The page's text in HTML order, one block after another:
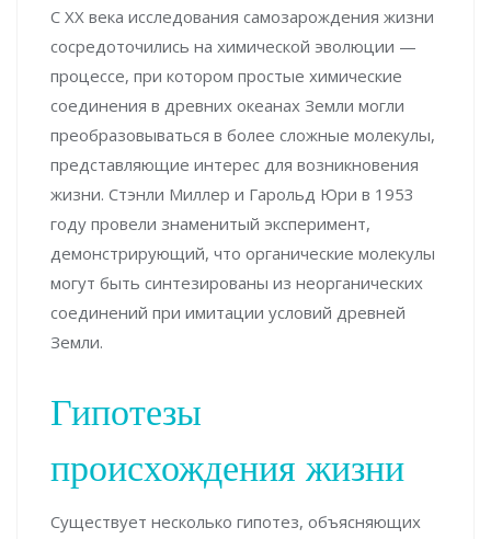
С XX века исследования самозарождения жизни
сосредоточились на химической эволюции —
процессе, при котором простые химические
соединения в древних океанах Земли могли
преобразовываться в более сложные молекулы,
представляющие интерес для возникновения
жизни. Стэнли Миллер и Гарольд Юри в 1953
году провели знаменитый эксперимент,
демонстрирующий, что органические молекулы
могут быть синтезированы из неорганических
соединений при имитации условий древней
Земли.
Гипотезы
происхождения жизни
Существует несколько гипотез, объясняющих